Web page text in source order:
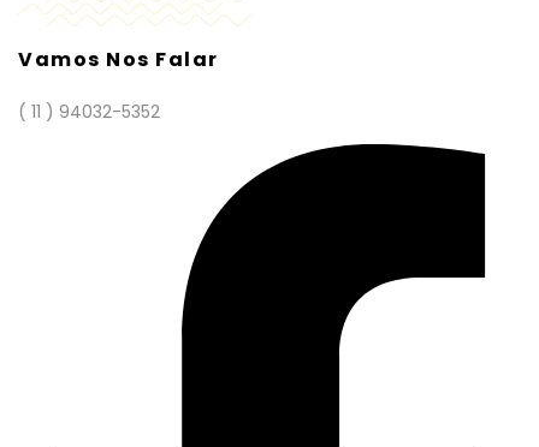
Vamos Nos Falar
( 11 ) 94032-5352